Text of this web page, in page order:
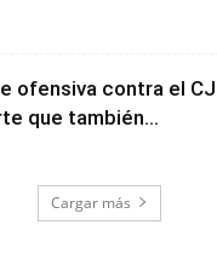
ofensiva contra el
que también...
Cargar más